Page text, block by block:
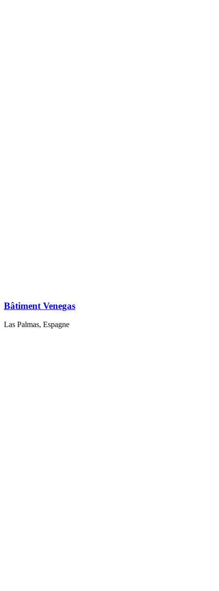
Bâtiment Venegas
Las Palmas, Espagne